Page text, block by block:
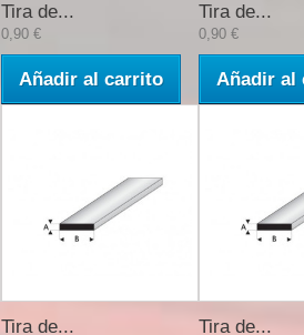
Tira de...
0,90 €
Añadir al carrito
Tira de...
0,90 €
Añadir al
Tira de... Tira de...